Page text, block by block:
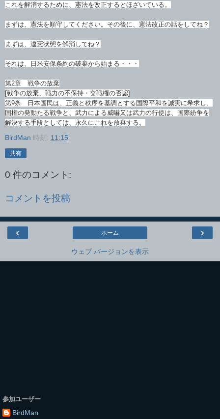
これを解消するために、憲法を改正するとほざいている。
まずは、憲法を順守してください。その後に、憲法改正の話をしてね？
まずは、違憲状態を解消してね？
それは、日米安保条約の破棄から始まる・・・
第2章 戦争の放棄
[戦争の放棄、戦力の不保持・交戦権の否認]
第9条 日本国民は、正義と秩序を基調とする国際平和を誠実に希求し、
国権の発動たる戦争と、武力による威嚇又は武力の行使は、国際紛争を
解決する手段としては、永久にこれを放棄する。
BirdMan 時刻: 11:15
共有
0 件のコメント:
コメントを投稿
‹ ›
ホーム
ウェブ バージョンを表示
参加ユーザー
BirdMan